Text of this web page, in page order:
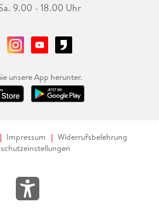
9.00 - 18.00 Uhr
unsere App herunter.
Impressum
Widerrufsbelehrung